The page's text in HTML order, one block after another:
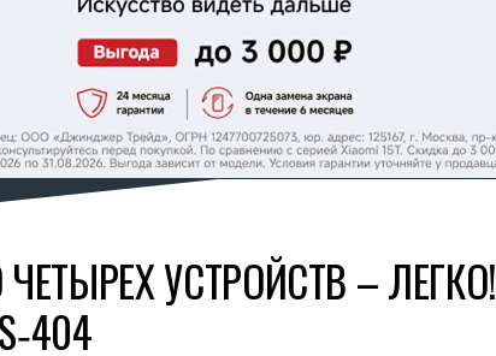
УСТРОЙСТВ – ЛЕГКО!